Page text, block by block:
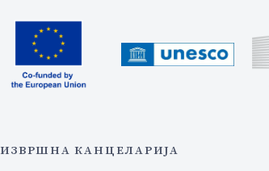
ИЗВРШНА КАНЦЕЛАРИЈА